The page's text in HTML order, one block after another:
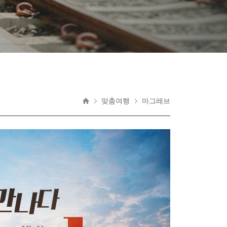
맞춤여행 마그레브